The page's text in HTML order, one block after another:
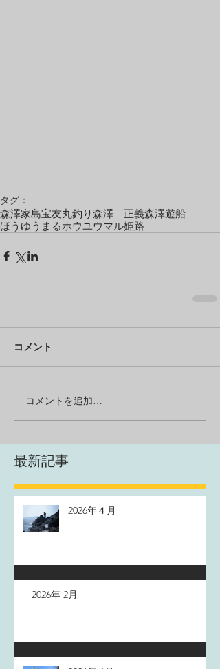
タグ：
森澤家島宝友丸釣り森澤 正義森澤遊船
ほうゆうまるホウユウマル姫路
コメント
コメントを追加…
最新記事
2026年４月
2026年 2月